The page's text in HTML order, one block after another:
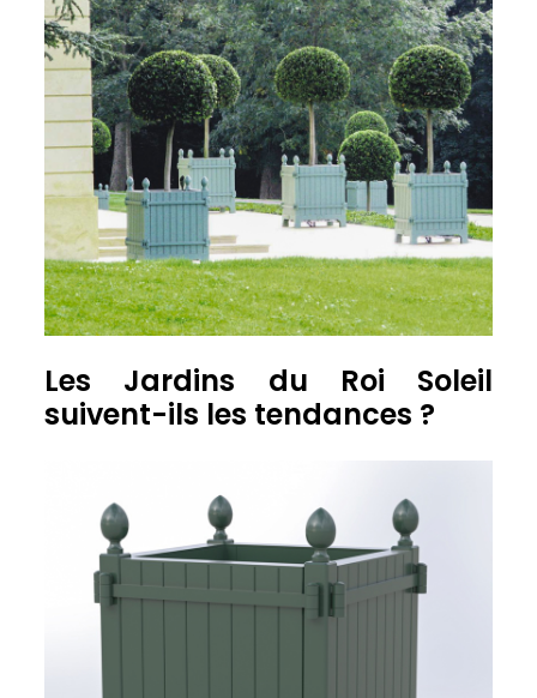
Les Jardins du Roi Soleil
suivent-ils les tendances ?